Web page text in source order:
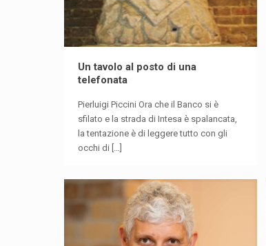
Un tavolo al posto di una
telefonata
Pierluigi Piccini Ora che il Banco si è
sfilato e la strada di Intesa è spalancata,
la tentazione è di leggere tutto con gli
occhi di […]